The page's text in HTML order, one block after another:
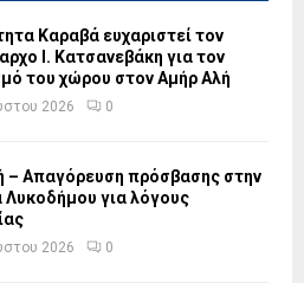
Καραβά ευχαριστεί τον
Ι. Κατσανεβάκη για τον
του χώρου στον Αμήρ Αλή
2026 0
– Απαγόρευση πρόσβασης στην
Λυκοδήμου για λόγους
2026 0